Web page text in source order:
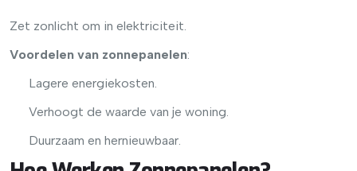
Zet zonlicht om in elektriciteit.
Voordelen van zonnepanelen:
Lagere energiekosten.
Verhoogt de waarde van je woning.
Duurzaam en hernieuwbaar.